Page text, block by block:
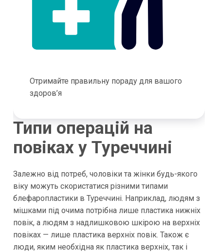
Отримайте правильну пораду для вашого
здоров’я
Типи операцій на
повіках у Туреччині
Залежно від потреб, чоловіки та жінки будь-якого
віку можуть скористатися різними типами
блефаропластики в Туреччині. Наприклад, людям з
мішками під очима потрібна лише пластика нижніх
повік, а людям з надлишковою шкірою на верхніх
повіках — лише пластика верхніх повік. Також є
люди, яким необхідна як пластика верхніх, так і